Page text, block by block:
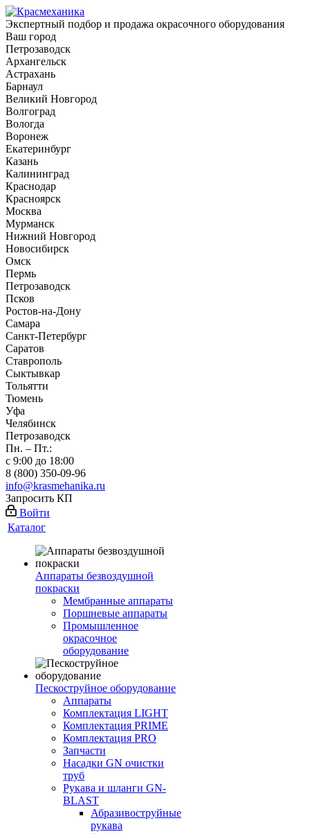
Экспертный подбор и продажа окрасочного оборудования
Ваш город
Петрозаводск
Архангельск
Астрахань
Барнаул
Великий Новгород
Волгоград
Вологда
Воронеж
Екатеринбург
Казань
Калининград
Краснодар
Красноярск
Москва
Мурманск
Нижний Новгород
Новосибирск
Омск
Пермь
Петрозаводск
Псков
Ростов-на-Дону
Самара
Санкт-Петербург
Саратов
Ставрополь
Сыктывкар
Тольятти
Тюмень
Уфа
Челябинск
Петрозаводск
Пн. – Пт.:
с 9:00 до 18:00
8 (800) 350-09-96
info@krasmehanika.ru
Запросить КП
Войти
Каталог
Аппараты безвоздушной
покраски
Мембранные аппараты
Поршневые аппараты
Промышленное
окрасочное
оборудование
Пескоструйное оборудование
Аппараты
Комплектация LIGHT
Комплектация PRIME
Комплектация PRO
Запчасти
Насадки GN очистки
труб
Рукава и шланги GN-
BLAST
Абразивоструйные
рукава